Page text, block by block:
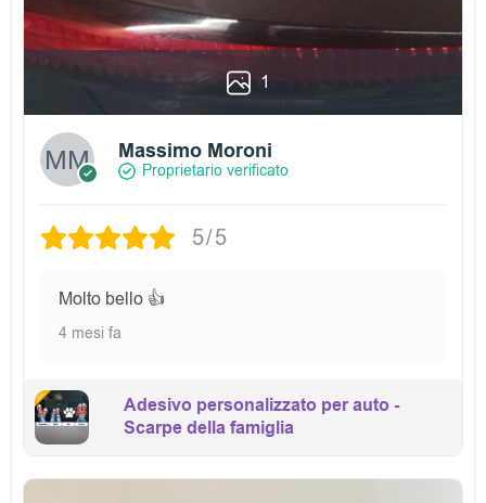
1
Massimo Moroni
Proprietario verificato
5/5
Molto bello 👍
4 mesi fa
Adesivo personalizzato per auto -
Scarpe della famiglia